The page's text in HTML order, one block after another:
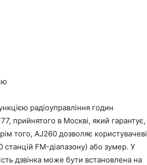
радіоуправління годин
прийнятого в Москві, який гарантує,
того, AJ260 дозволяє користувачеві
станцій FM-діапазону) або зумер. У
дзвінка може бути встановлена на